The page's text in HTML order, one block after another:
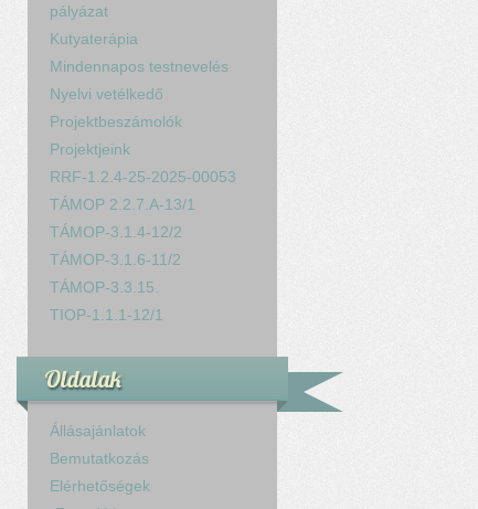
pályázat
Kutyaterápia
Mindennapos testnevelés
Nyelvi vetélkedő
Projektbeszámolók
Projektjeink
RRF-1.2.4-25-2025-00053
TÁMOP 2.2.7.A-13/1
TÁMOP-3.1.4-12/2
TÁMOP-3.1.6-11/2
TÁMOP-3.3.15.
TIOP-1.1.1-12/1
Oldalak
Állásajánlatok
Bemutatkozás
Elérhetőségek